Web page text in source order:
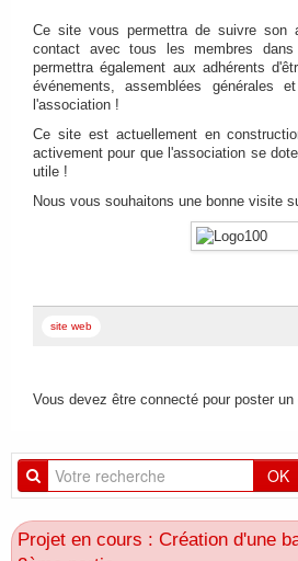
ADHERER
FAIRE UN DON
Ce site vous permettra de suivre son
contact avec tous les membres dans
permettra également aux adhérents
événements, assemblées générales
l'association !
Ce site est actuellement en
activement pour que l'association se
utile !
Nous vous souhaitons une bonne visite
site web
Vous devez être connecté pour poster
OK
Projet en cours : Création d'une